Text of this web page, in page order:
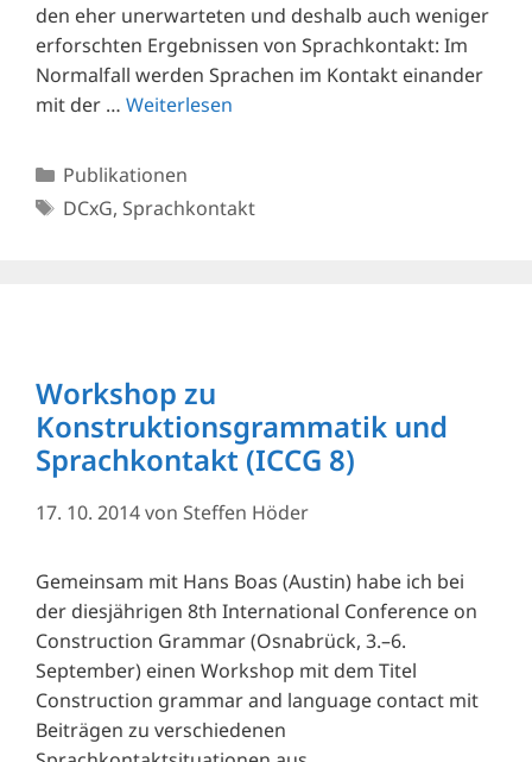
den eher unerwarteten und deshalb auch weniger
erforschten Ergebnissen von Sprachkontakt: Im
Normalfall werden Sprachen im Kontakt einander
mit der … Weiterlesen
Kategorien
Publikationen
Schlagwörter
DCxG, Sprachkontakt
Workshop zu
Konstruktionsgrammatik und
Sprachkontakt (ICCG 8)
17. 10. 2014von Steffen Höder
Gemeinsam mit Hans Boas (Austin) habe ich bei
der diesjährigen 8th International Conference on
Construction Grammar (Osnabrück, 3.–6.
September) einen Workshop mit dem Titel
Construction grammar and language contact mit
Beiträgen zu verschiedenen